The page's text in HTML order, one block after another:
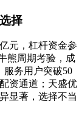
择
元，杠杆资金参
熊周期考验，成
服务用户突破50
资通道；天盛优
显著，选择不当